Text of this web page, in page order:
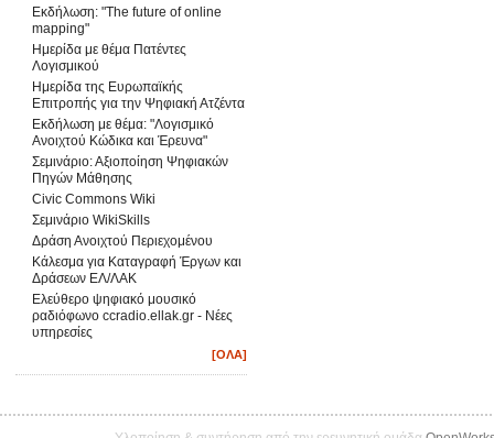
Εκδήλωση: "The future of online
mapping"
Ημερίδα με θέμα Πατέντες
Λογισμικού
Ημερίδα της Ευρωπαϊκής
Επιτροπής για την Ψηφιακή Ατζέντα
Εκδήλωση με θέμα: "Λογισμικό
Ανοιχτού Κώδικα και Έρευνα"
Σεμινάριο: Αξιοποίηση Ψηφιακών
Πηγών Μάθησης
Civic Commons Wiki
Σεμινάριο WikiSkills
Δράση Ανοιχτού Περιεχομένου
Κάλεσμα για Καταγραφή Έργων και
Δράσεων ΕΛ/ΛΑΚ
Ελεύθερο ψηφιακό μουσικό
ραδιόφωνο ccradio.ellak.gr - Νέες
υπηρεσίες
[ΟΛΑ]